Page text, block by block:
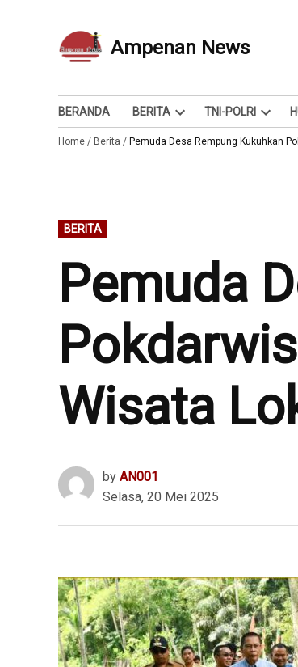
Ampenan News
Berita dan Info
BERANDA BERITA
Open
dropdown
TNI-POLRI
Open
Home / Berita / Pemuda Desa Rempung Kukuhkan
POSTED
IN
BERITA
Pemuda
Wisata
by AN001
Selasa, 20 Mei 2025